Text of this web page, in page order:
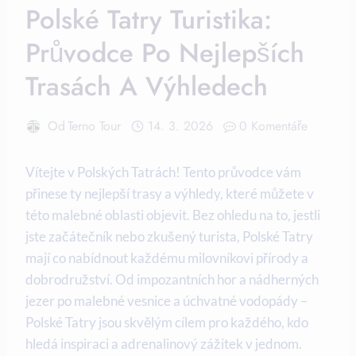
Polské Tatry Turistika:
Průvodce Po Nejlepších
Trasách A Výhledech
OdTerno Tour 14. 3. 2026 0 Komentáře
Vítejte v Polských Tatrách! Tento průvodce vám
přinese ty nejlepší trasy a výhledy, které můžete v
této malebné oblasti objevit. Bez ohledu na to, jestli
jste začátečník nebo zkušený turista, Polské Tatry
mají co nabídnout každému milovníkovi přírody a
dobrodružství. Od impozantních hor a nádherných
jezer po malebné vesnice a úchvatné vodopády –
Polské Tatry jsou skvělým cílem pro každého, kdo
hledá inspiraci a adrenalinový zážitek v jednom.